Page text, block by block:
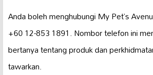
Anda boleh menghubungi My Pet’s
+60 12-853 1891. Nombor telefon ini
bertanya tentang produk dan
tawarkan.